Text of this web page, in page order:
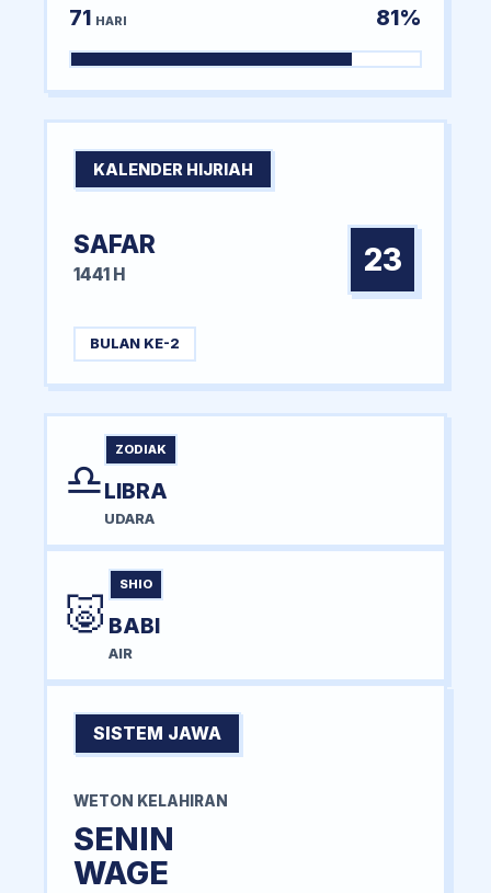
71 HARI 81%
KALENDER HIJRIAH
SAFAR
1441 H 23
BULAN KE-2
♎
ZODIAK
LIBRA
UDARA
🐷
SHIO
BABI
AIR
SISTEM JAWA
WETON KELAHIRAN
SENIN
WAGE